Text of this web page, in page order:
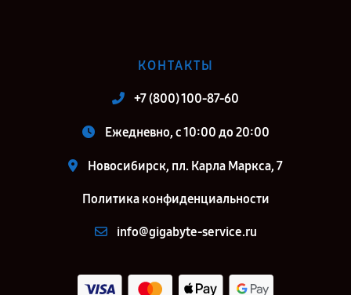
КОНТАКТЫ
+7 (800) 100-87-60
Ежедневно, с 10:00 до 20:00
Новосибирск, пл. Карла Маркса, 7
Политика конфиденциальности
info@gigabyte-service.ru